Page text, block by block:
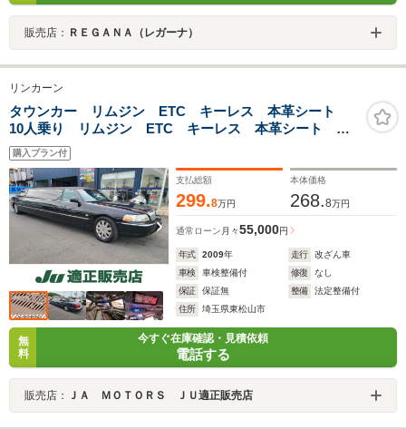
販売店： ＲＥＧＡＮＡ（レガーナ）
リンカーン
タウンカー リムジン ETC キーレス 本革シート
10人乗り リムジン ETC キーレス 本革シート
855cm クルコン 社外ナビ 点検整備 車検1年
購入プラン付
支払総額
299.8万円
本体価格
268.8万円
通常ローン 月々55,000円
年式 2009年 走行
改ざん車
車検
車検整備付 修復
なし
保証
保証無 整備
法定整備付
住所
埼玉県東松山市
無
料
今すぐ在庫確認・見積依頼
電話する
販売店： ＪＡ ＭＯＴＯＲＳ ＪＵ適正販売店